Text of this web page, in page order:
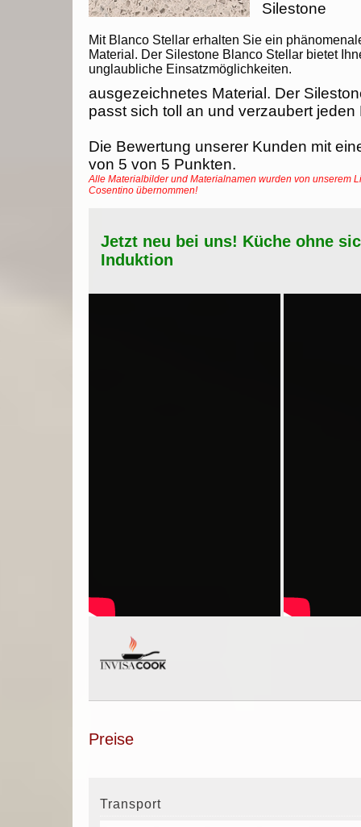
Mit Blanco Stellar erhalten Sie ein
Material. Der Silestone Blanco Stellar bietet
unglaubliche Einsatzmöglichkeiten.
Silestone
ausgezeichnetes Material. Der
passt sich toll an und verzaubert jeden
Die Bewertung unserer Kunden mit
von 5 von 5 Punkten.
Alle Materialbilder und Materialnamen wurden von unserem
Cosentino übernommen!
Jetzt neu bei uns! Küche ohne
Induktion
Preise
Transport